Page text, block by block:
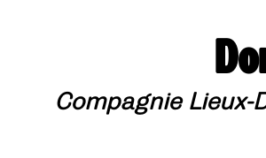
Compagnie Lieux-